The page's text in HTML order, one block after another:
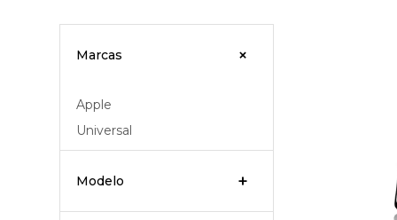
Marcas
Apple
Universal
Modelo